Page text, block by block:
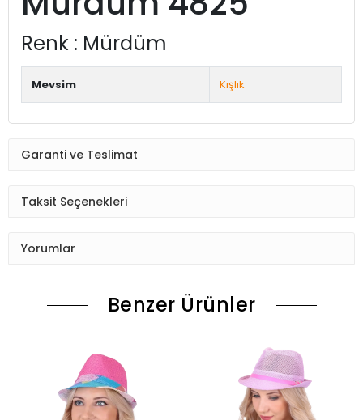
Renk : Mürdüm
Mevsim Kışlık
Garanti ve Teslimat
Taksit Seçenekleri
Yorumlar
Benzer Ürünler